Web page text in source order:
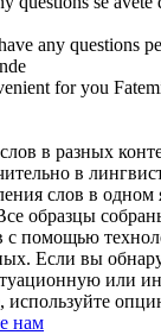
any questions
for you
в разных
в
слов в одном
образцы
с помощью
Если вы
или
используйте
нам